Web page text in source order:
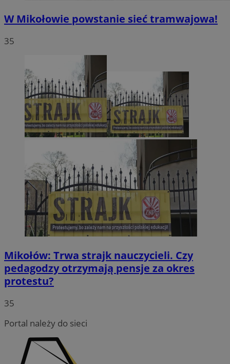
W Mikołowie powstanie sieć tramwajowa!
35
Mikołów: Trwa strajk nauczycieli. Czy
pedagodzy otrzymają pensje za okres
protestu?
35
Portal należy do sieci